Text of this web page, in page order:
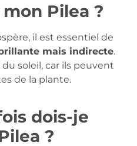
Pilea ?
il est essentiel de
mais indirecte.
soleil, car ils peuvent
de la plante.
dois-je
?